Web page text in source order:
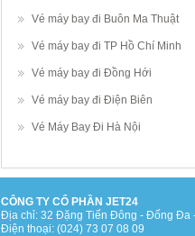
Vé máy bay đi Buôn Ma Thuật
Vé máy bay đi TP Hồ Chí Minh
Vé máy bay đi Đồng Hới
Vé máy bay đi Điện Biên
Vé Máy Bay Đi Hà Nội
CÔNG TY CỔ PHẦN JET24
Địa chỉ: 32 Đặng Tiến Đông - Đống Đa
Điện thoại: (024) 73 07 08 09